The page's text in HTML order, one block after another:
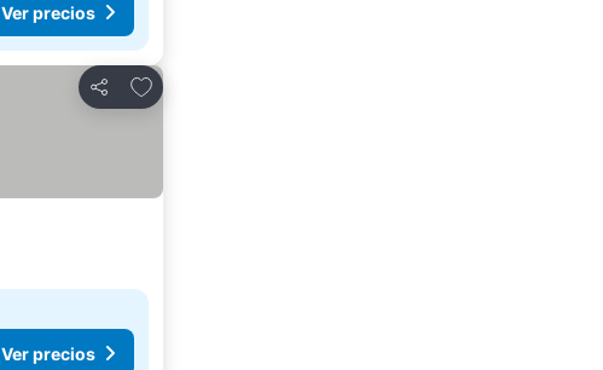
Ver precios
Compartir
Añadir a favoritos
Ver precios